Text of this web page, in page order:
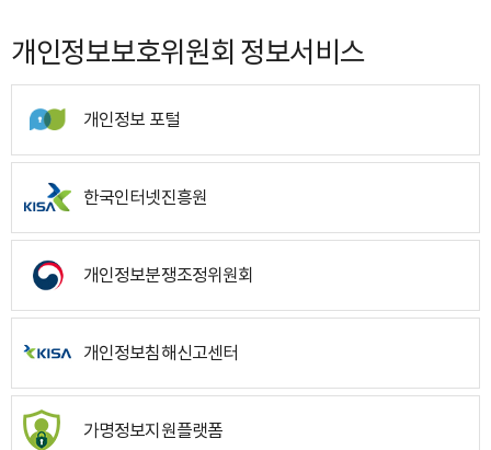
개인정보보호위원회 정보서비스
개인정보 포털
한국인터넷진흥원
개인정보분쟁조정위원회
개인정보침해신고센터
가명정보지원플랫폼